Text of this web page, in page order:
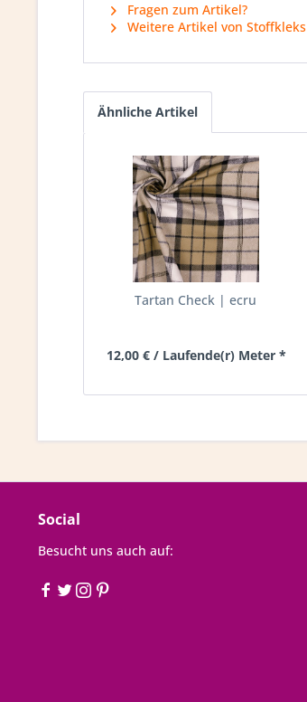
Fragen zum Artikel?
Weitere Artikel von Stoffkleks
Ähnliche Artikel
Tartan Check | ecru
12,00 € / Laufende(r) Meter *
Social
Besucht uns auch auf: